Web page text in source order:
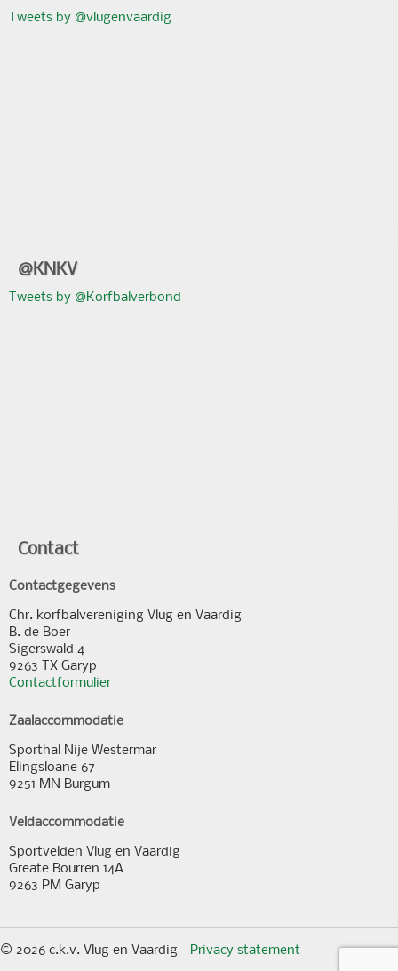
Tweets by @vlugenvaardig
@KNKV
Tweets by @Korfbalverbond
Contact
Contactgegevens
Chr. korfbalvereniging Vlug en Vaardig
B. de Boer
Sigerswald 4
9263 TX Garyp
Contactformulier
Zaalaccommodatie
Sporthal Nije Westermar
Elingsloane 67
9251 MN Burgum
Veldaccommodatie
Sportvelden Vlug en Vaardig
Greate Bourren 14A
9263 PM Garyp
© 2026 c.k.v. Vlug en Vaardig - Privacy statement